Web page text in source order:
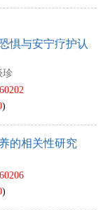
惧与安宁疗护认
珍
)
的相关性研究
)